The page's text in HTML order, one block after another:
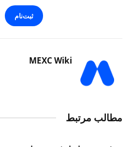
ثبت‌نام
MEXC Wiki
مطالب مرتبط